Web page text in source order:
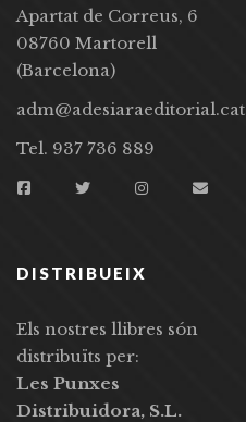
Apartat de Correus, 6
08760 Martorell
(Barcelona)
adm@adesiaraeditorial.cat
Tel. 937 736 889
DISTRIBUEIX
Els nostres llibres són
distribuïts per:
Les Punxes
Distribuidora, S.L.